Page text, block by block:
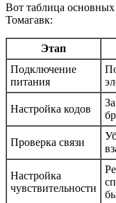
Вот таблица
Томагавк:
Этап
Подключение
питания
Настройка кодов
Проверка связи
Настройка
чувствительности